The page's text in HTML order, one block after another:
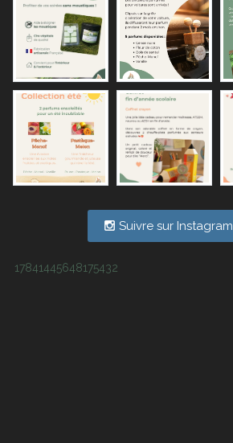
Suivre sur Instagram
17841445648175432